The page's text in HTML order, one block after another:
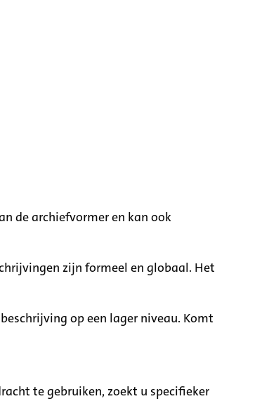
de archiefvormer en kan ook
zijn formeel en globaal. Het
op een lager niveau. Komt
te gebruiken, zoekt u specifieker